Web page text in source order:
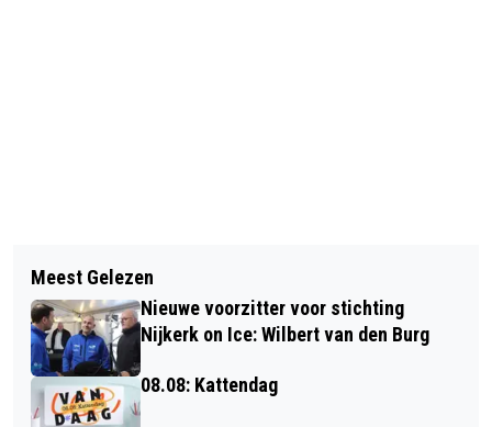
TREKKERTREK NIJKERKERVEEN DEELT
CHEQUES UIT AAN DE GOEDE DOELEN
VAN 2024
GEZELLIG DRUK NIJNTJE
BEWEEGFEEST NGV EXCELSIOR
Meest Gelezen
Nieuwe voorzitter voor stichting
Nijkerk on Ice: Wilbert van den Burg
08.08: Kattendag